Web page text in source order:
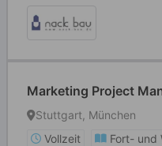
Marketing Project
Stuttgart, München
Vollzeit
Fort- und